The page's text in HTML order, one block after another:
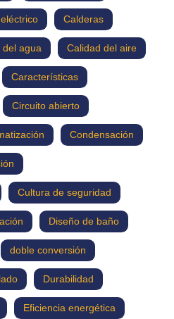
Calderas
del agua Calidad del aire
Características
Circuito abierto
Condensación
Cultura de seguridad
Diseño de baño
doble conversión
Durabilidad
Eficiencia energética